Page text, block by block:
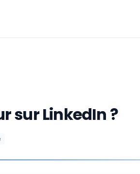
sur LinkedIn ?